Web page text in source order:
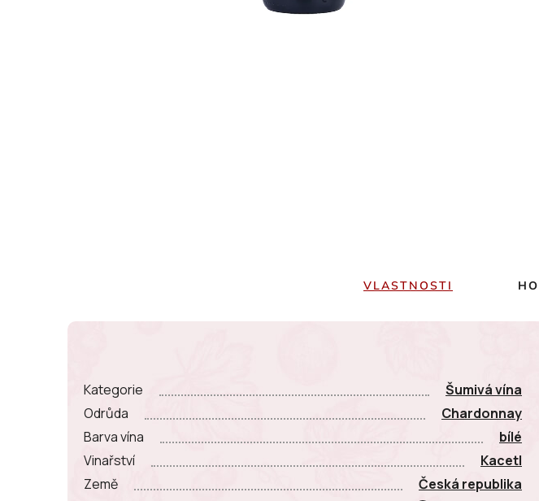
VLASTNOSTI
Kategorie
Šumivá vína
Odrůda
Chardonnay
Barva vína
bílé
Vinařství
Kacetl
Země
Česká republika